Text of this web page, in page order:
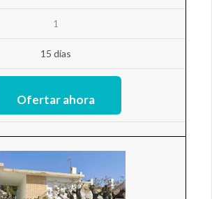
1
15 días